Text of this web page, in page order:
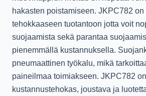
hakasten poistamiseen. JKPC782
tehokkaaseen tuotantoon jotta voit
suojaamista sekä parantaa
pienemmällä kustannuksella.
pneumaattinen työkalu, mikä
paineilmaa toimiakseen. JKPC782 on
kustannustehokas, joustava ja